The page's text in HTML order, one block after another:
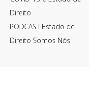
Direito
PODCAST Estado de
Direito Somos Nós